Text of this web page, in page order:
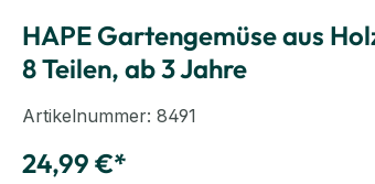
HAPE Gartengemüse aus
8 Teilen, ab 3 Jahre
Artikelnummer: 8491
24,99 €*